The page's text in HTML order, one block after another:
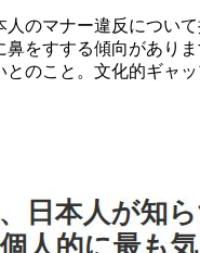
のマナー違反につい
をすする傾向があり
のこと。文化的ギャ